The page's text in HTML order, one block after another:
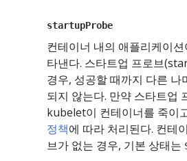
startupProbe
컨테이너 내의 애플리케이
타낸다. 스타트업 프로브
경우, 성공할 때까지 다른
되지 않는다. 만약 스타트업
kubelet이 컨테이너를 죽이
정책에 따라 처리된다. 컨테
브가 없는 경우, 기본 상태는